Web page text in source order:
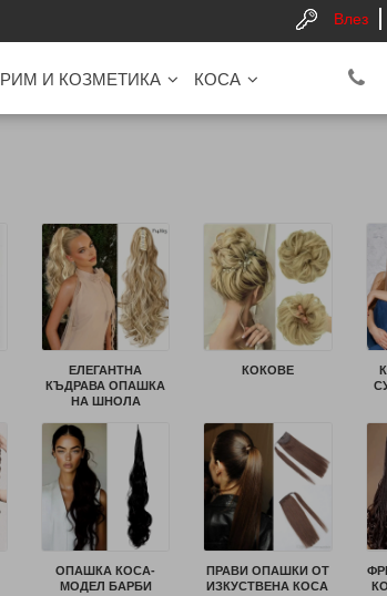
Влез
И КОЗМЕТИКА КОСА
ЕЛЕГАНТНА
КЪДРАВА ОПАШКА
НА ШНОЛА
КОКОВЕ
ОПАШКА КОСА-
МОДЕЛ БАРБИ
ПРАВИ ОПАШКИ ОТ
ИЗКУСТВЕНА КОСА